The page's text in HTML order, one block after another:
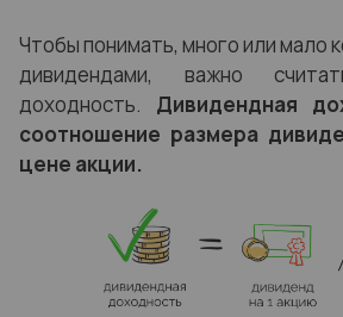
Чтобы понимать, много или мало
дивидендами, важно
доходность. Дивидендная
соотношение размера
цене акции.